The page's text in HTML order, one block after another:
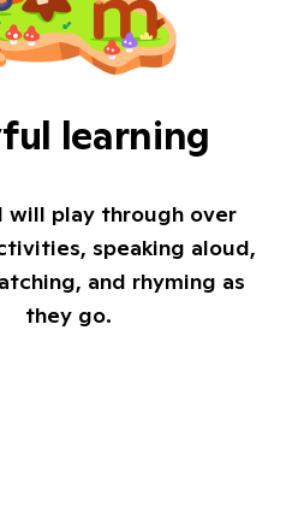
learning
will play through over
speaking aloud,
and rhyming as
they go.